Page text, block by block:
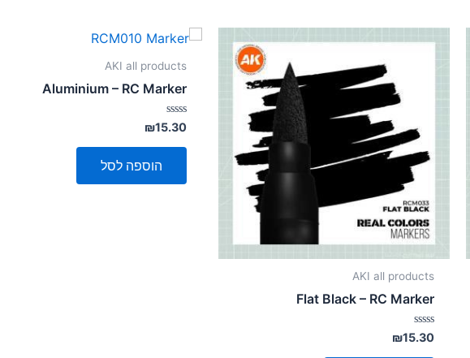
AKI all products
Flat Black – RC Marker
דורג
0
₪15.30
AKI all products
Aluminium – RC Marker
דורג
0
מתוך
₪15.30
הוספה לסל